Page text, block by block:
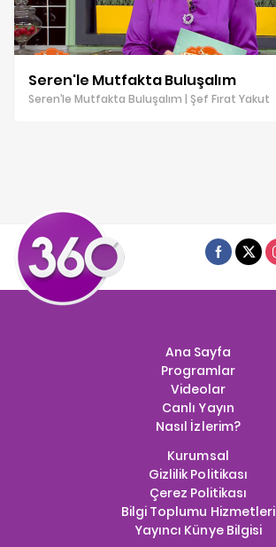
Seren'le Mutfakta Buluşalım
Seren’le Mutfakta Buluşalım | Şef Fırat Yakut
Ana Sayfa
Programlar
Videolar
Canlı Yayın
Nasıl İzlerim?
Kurumsal
Gizlilik Politikası
Çerez Politikası
Bilgi Toplumu Hizmetleri
Yayıncı Künye Bilgisi